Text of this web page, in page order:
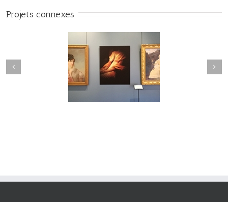
Projets connexes
#Vuedilectae#001